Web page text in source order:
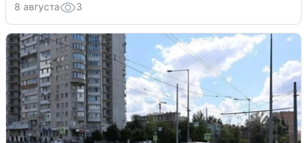
8 августа 3